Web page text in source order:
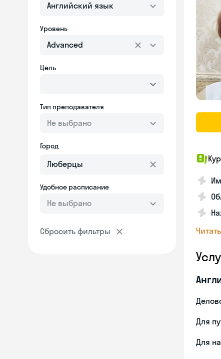
Английский язык
Уровень
Advanced
Цель
Тип преподавателя
Не выбрано
Город
Удобное расписание
Не выбрано
Сбросить фильтры
Для
Для